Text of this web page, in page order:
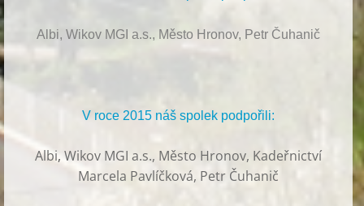
Albi, Wikov MGI a.s., Město Hronov, Petr Čuhanič
V roce 2015 náš spolek podpořili:
Albi,Wikov MGI a.s., Město Hronov, Kadeřnictví
Marcela Pavlíčková, Petr Čuhanič